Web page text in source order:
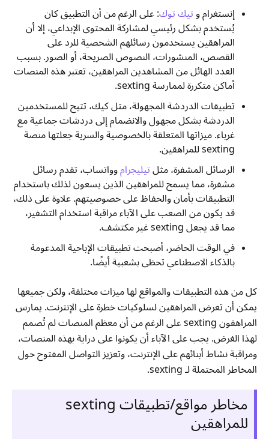
إنستغرام وتيك توك: على الرغم من أن التطبيق كان
يُستخدم بشكل رئيسي لمشاركة المحتوى الإبداعي، إلا أن
المراهقين يستخدمون رسائلهم الشخصية للرد على
القصص، المنشورات، النصوص الصريحة، أو الصور. بسبب
العدد الهائل من المشاهدين المراهقين، تعتبر هذه المنصات
أماكن متكررة لممارسة sexting.
تطبيقات الدردشة المجهولة، مثل كيك، تتيح للمستخدمين
الدردشة بشكل مجهول والانضمام إلى دردشات جماعية مع
غرباء. ميزاتها المتعلقة بالخصوصية والسرية جعلتها منصة
sexting للمراهقين.
الرسائل المشفرة، مثلتيليجراموواتساب، تقدم رسائل
مشفرة، مما يسمح للمراهقين الذين يسعون لذلك باستخدام
التطبيقات بأمان والحفاظ على خصوصيتهم. علاوة على ذلك،
قد يكون من الصعب على الآباء مراقبة استخدام التشفير،
مما قد يجعل sexting غير مكتشف.
في الوقت الحاضر، أصبحت تطبيقات الإباحية المدعومة
بالذكاء الاصطناعي تحظى بشعبية أيضًا.
كل من هذه التطبيقات والمواقع لها ميزات مختلفة، ولكن جميعها
يمكن أن تعرض المراهقين لسلوكيات خطرة على الإنترنت. يمارس
المراهقون sexting على الرغم من أن معظم المنصات لم تُصمم
لهذا الغرض. يجب على الآباء أن يكونوا على دراية بهذه المنصات،
ومراقبة نشاط أبنائهم على الإنترنت، وتعزيز التواصل المفتوح حول
المخاطر المحتملة لـ sexting.
مخاطر مواقع/تطبيقات sexting
للمراهقين